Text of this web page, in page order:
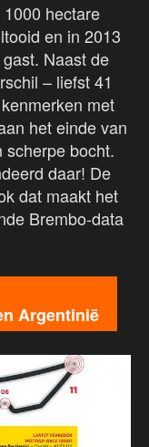
hectare
en in 2013
Naast de
– liefst 41
met
het einde van
scherpe bocht.
daar! De
dat maakt het
Brembo-data
Argentinië